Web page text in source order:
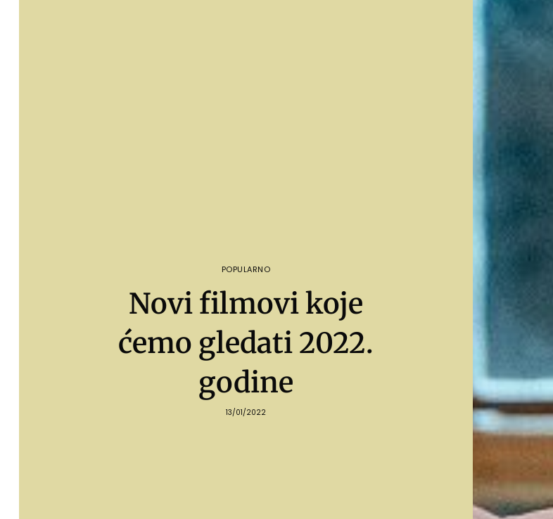
POPULARNO
Novi filmovi koje
ćemo gledati 2022.
godine
13/01/2022